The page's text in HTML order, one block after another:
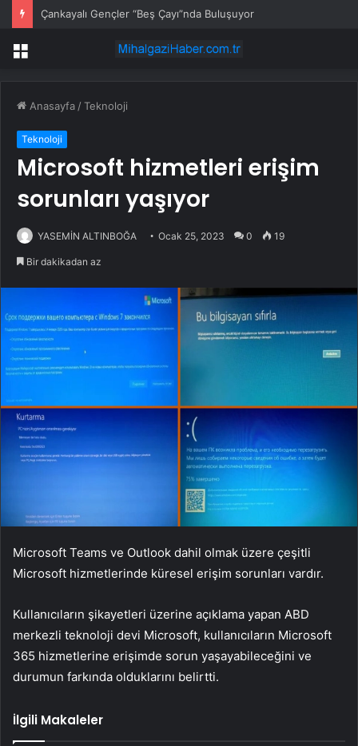
Çankayalı Gençler “Beş Çayı”nda Buluşuyor
Menü
Anasayfa /Teknoloji
Teknoloji
Microsoft hizmetleri erişim
sorunları yaşıyor
YASEMİN ALTINBOĞA Ocak 25, 2023 0 19
Bir dakikadan az
Microsoft Teams ve Outlook dahil olmak üzere çeşitli
Microsoft hizmetlerinde küresel erişim sorunları vardır.
Kullanıcıların şikayetleri üzerine açıklama yapan ABD
merkezli teknoloji devi Microsoft, kullanıcıların Microsoft
365 hizmetlerine erişimde sorun yaşayabileceğini ve
durumun farkında olduklarını belirtti.
İlgili Makaleler